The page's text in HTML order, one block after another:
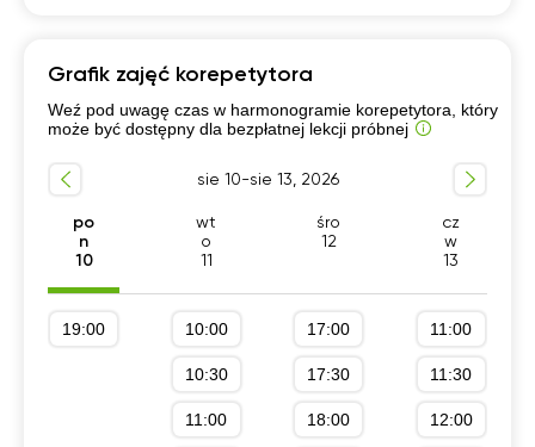
Szkoła podstawowa 4-6 klasa
Przygotowanie do matury podstawowej
Szkoła podstawowa 1-3 klasa Dla początkujących
Szkoła podstawowa 7-8 klasa
Przygotowanie do matury rozszerzonej
Liceum (profil podstawowy)
Technikum (profil podstawowy)
Szkola średnia (profil podstawowy)
Grafik zajęć korepetytora
Weź pod uwagę czas w harmonogramie korepetytora, który
może być dostępny dla bezpłatnej lekcji próbnej
sie 10-sie 13, 2026
po
n
10
wt
o
11
śro
12
cz
w
13
19:00 10:00
10:30
11:00
17:00
17:30
18:00
11:00
11:30
12:00